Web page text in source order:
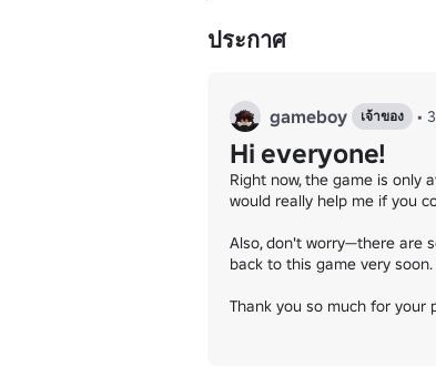
ประกาศ
gameboy เจ้าของ •
Hi everyone!
Right now, the game is only
would really help me if you
Also, don't worry—there are
back to this game very
Thank you so much for